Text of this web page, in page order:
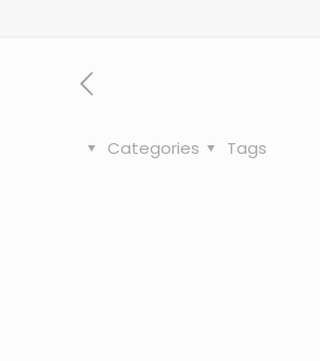
Categories Tags